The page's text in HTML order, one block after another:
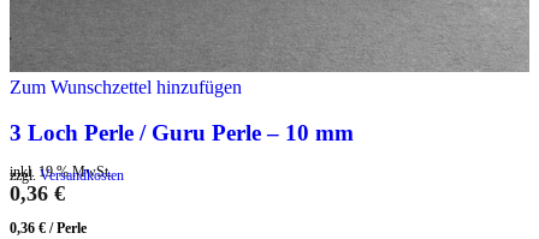
Zum Wunschzettel hinzufügen
3 Loch Perle / Guru Perle – 10 mm
inkl. 19 % MwSt.
zzgl. Versandkosten
0,36 €
0,36 € /Perle